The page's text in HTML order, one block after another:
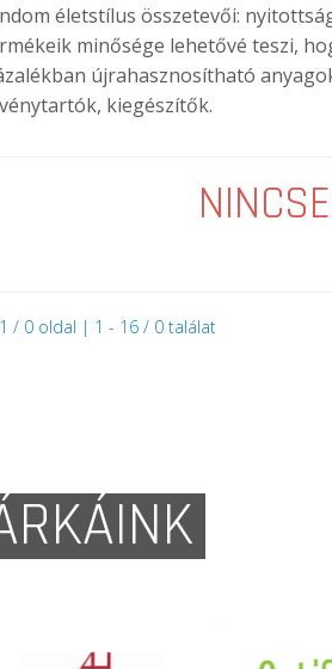
életstílus összetevői:
minősége lehetővé teszi,
újrahasznosítható
kiegészítők.
1 / 0 oldal | 1 - 16 / 0 találat